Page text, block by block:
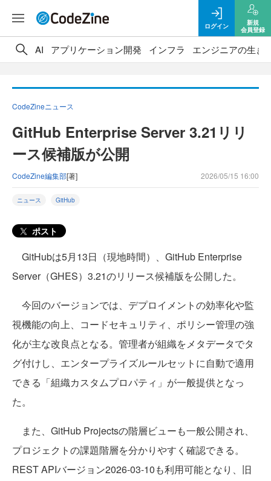
ログイン
新規
会員登録
AI アプリケーション開発 インフラ エンジニアの生き
CodeZineニュース
GitHub Enterprise Server 3.21リリ
ース候補版が公開
CodeZine編集部[著] 2026/05/15 16:00
ニュース GitHub
ポスト
GitHubは5月13日（現地時間）、GitHub Enterprise
Server（GHES）3.21のリリース候補版を公開した。
今回のバージョンでは、デプロイメントの効率化や監
視機能の向上、コードセキュリティ、ポリシー管理の強
化が主な改良点となる。管理者が組織をメタデータでタ
グ付けし、エンタープライズルールセットに自動で適用
できる「組織カスタムプロパティ」が一般提供となっ
た。
また、GitHub Projectsの階層ビューも一般公開され、
プロジェクトの課題階層を分かりやすく確認できる。
REST APIバージョン2026-03-10も利用可能となり、旧